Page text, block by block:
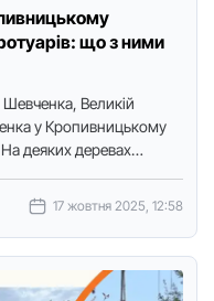
що з ними
Шевченка, Великій
у Кропивницькому
деяких деревах
17 жовтня 2025, 12:58